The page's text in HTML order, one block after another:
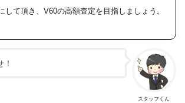
して頂き、V60の高額査定を目指しましょう。
スタッフくん